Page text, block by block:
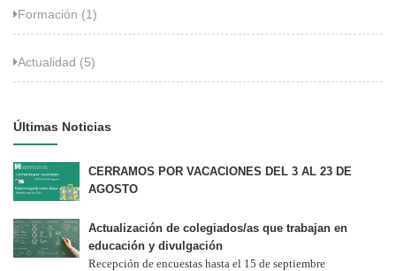
Formación (1)
Actualidad (5)
Últimas Noticias
CERRAMOS POR VACACIONES DEL 3 AL 23 DE
AGOSTO
Actualización de colegiados/as que trabajan en
educación y divulgación
Recepción de encuestas hasta el 15 de septiembre